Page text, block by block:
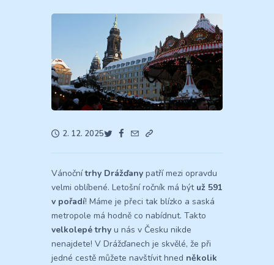
2. 12. 2025
Vánočnítrhy Drážďany patří mezi opravdu
velmi oblíbené. Letošní ročník má být už 591
v pořadí! Máme je přeci tak blízko a saská
metropole má hodně co nabídnut. Takto
velkolepé trhy u nás v Česku nikde
nenajdete! V Drážďanech je skvělé, že při
jedné cestě můžete navštívit hned několik